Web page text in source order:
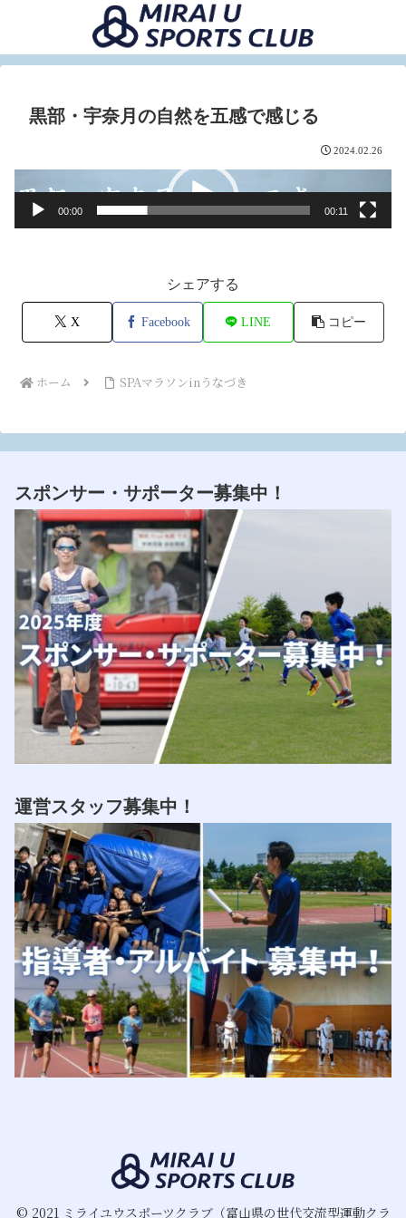
黒部・宇奈月の自然を五感で感じる
2024.02.26
プ
ヤ
00:00 00:11
シェアする
X Facebook LINE コピー
ホーム SPAマラソンinうなづき
スポンサー・サポーター募集中！
運営スタッフ募集中！
© 2021 ミライユウスポーツクラブ（富山県の世代交流型運動クラ